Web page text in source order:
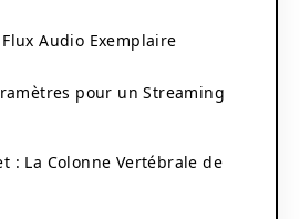
Flux Audio Exemplaire
pour un Streaming
: La Colonne Vertébrale de